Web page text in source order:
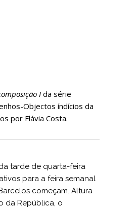
Ida série
Objectos índícios da
por Flávia Costa.
tarde de quarta-feira
para a feira semanal
começam. Altura
da República, o